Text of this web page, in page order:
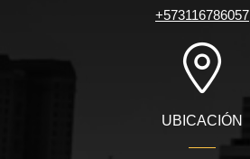
+573116786057
UBICACIÓN